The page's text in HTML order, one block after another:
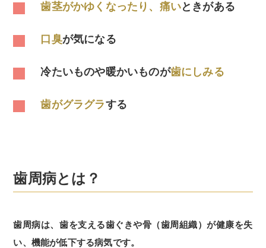
歯茎がかゆくなったり、痛いときがある
口臭が気になる
冷たいものや暖かいものが歯にしみる
歯がグラグラする
歯周病とは？
歯周病は、歯を支える歯ぐきや骨（歯周組織）が健康を失
い、機能が低下する病気です。